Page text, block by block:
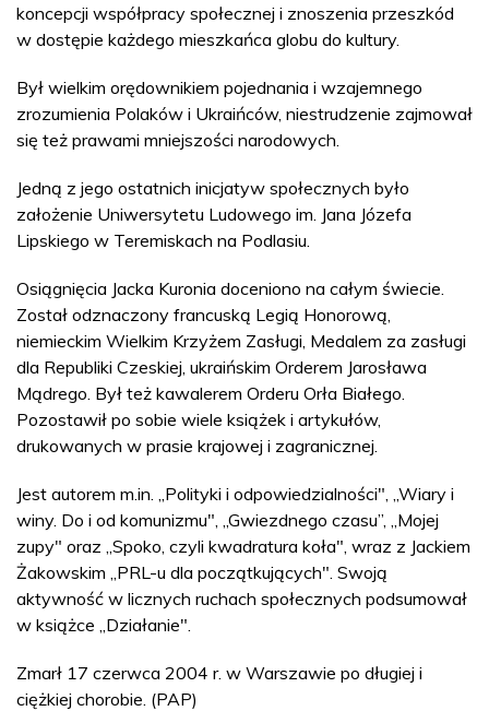
koncepcji współpracy społecznej i znoszenia przeszkód
w dostępie każdego mieszkańca globu do kultury.
Był wielkim orędownikiem pojednania i wzajemnego
zrozumienia Polaków i Ukraińców, niestrudzenie zajmował
się też prawami mniejszości narodowych.
Jedną z jego ostatnich inicjatyw społecznych było
założenie Uniwersytetu Ludowego im. Jana Józefa
Lipskiego w Teremiskach na Podlasiu.
Osiągnięcia Jacka Kuronia doceniono na całym świecie.
Został odznaczony francuską Legią Honorową,
niemieckim Wielkim Krzyżem Zasługi, Medalem za zasługi
dla Republiki Czeskiej, ukraińskim Orderem Jarosława
Mądrego. Był też kawalerem Orderu Orła Białego.
Pozostawił po sobie wiele książek i artykułów,
drukowanych w prasie krajowej i zagranicznej.
Jest autorem m.in. „Polityki i odpowiedzialności", „Wiary i
winy. Do i od komunizmu", „Gwiezdnego czasu”, „Mojej
zupy" oraz „Spoko, czyli kwadratura koła", wraz z Jackiem
Żakowskim „PRL-u dla początkujących". Swoją
aktywność w licznych ruchach społecznych podsumował
w książce „Działanie".
Zmarł 17 czerwca 2004 r. w Warszawie po długiej i
ciężkiej chorobie. (PAP)